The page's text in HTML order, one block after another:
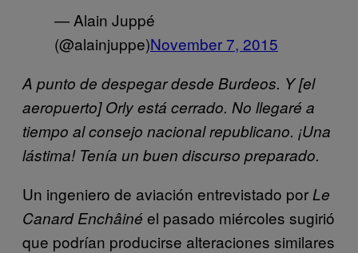
— Alain Juppé
(@alainjuppe)November 7, 2015
A punto de despegar desde Burdeos. Y [el
aeropuerto] Orly está cerrado. No llegaré a
tiempo al consejo nacional republicano. ¡Una
lástima! Tenía un buen discurso preparado.
Un ingeniero de aviación entrevistado por Le
Canard Enchâiné el pasado miércoles sugirió
que podrían producirse alteraciones similares